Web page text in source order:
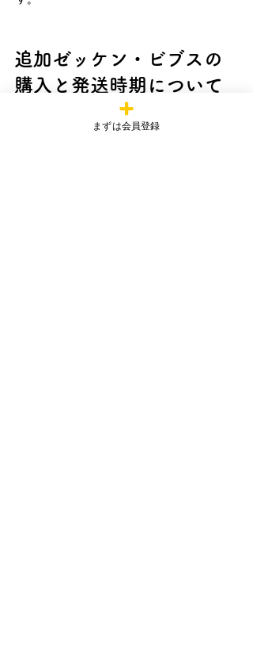
追加ゼッケン・ビブスの
購入と発送時期について
なお、追加ゼッケンやビブスについて
まずは会員登録